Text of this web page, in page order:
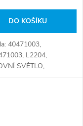
DO KOŠÍKU
40471003,
L2204,
SVĚTLO,
Číslo karty: